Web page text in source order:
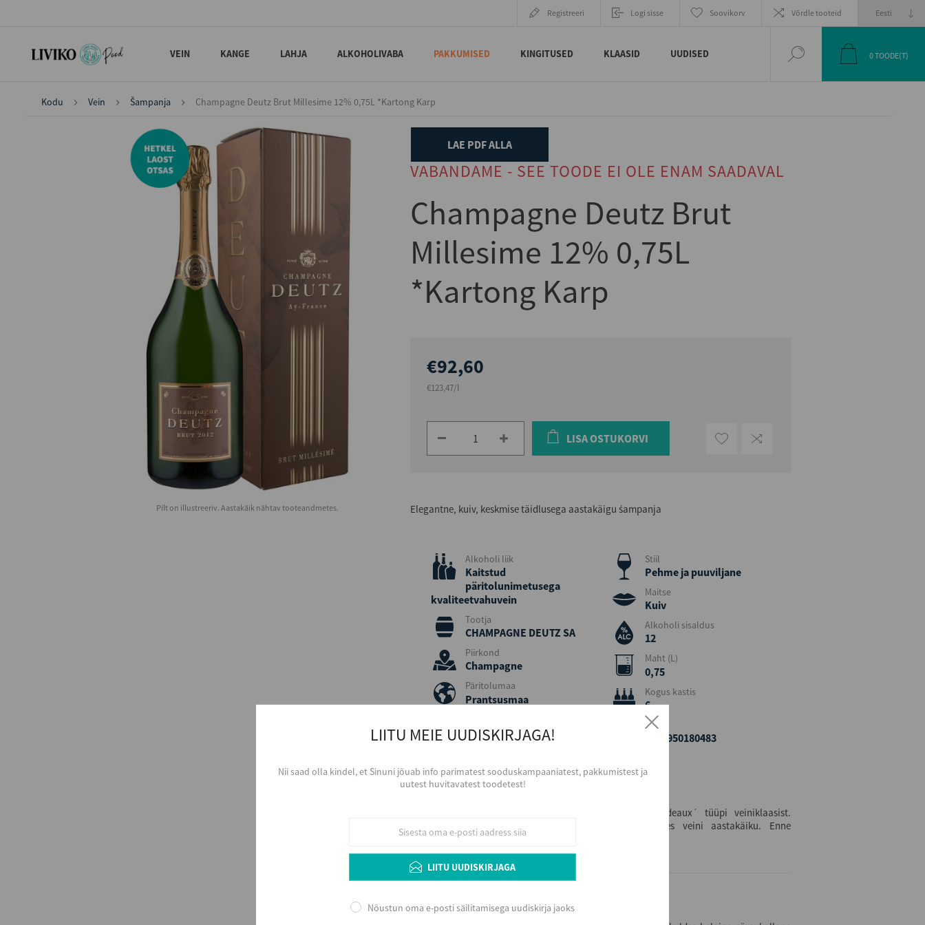
Registreeri Logi sisse Soovikorv Võrdle tooteid
VEIN KANGE LAHJA ALKOHOLIVABA PAKKUMISED KINGITUSED KLAASID UUDISED 0TOODE(T)
Kodu Vein Šampanja Champagne Deutz Brut Millesime 12% 0,75L *Kartong Karp
Pilt on illustreeriv. Aastakäik nähtav tooteandmetes.
LAE PDF ALLA
VABANDAME - SEE TOODE EI OLE ENAM SAADAVAL
Champagne Deutz Brut
Millesime 12% 0,75L
*Kartong Karp
€92,60
€123,47/l
LISA OSTUKORVI
Elegantne, kuiv, keskmise täidlusega aastakäigu śampanja
Alkoholi liik
Kaitstud
päritolunimetusega
kvaliteetvahuvein
Tootja
CHAMPAGNE DEUTZ SA
Piirkond
Champagne
Päritolumaa
Prantsusmaa
Pinot Noir, Chardonnay,
Aastakäik
2018
Stiil
Pehme ja puuviljane
Maitse
Kuiv
Alkoholi sisaldus
12
Maht (L)
0,75
Kogus kastis
6
EAN
3359950180483
Jahutatult, 8 - 10 ºC, väiksemast sihvaka kujuga bordeaux´ tüüpi veiniklaasist.
Arengupotentsiaal veinikeldris 4 - 8 aastat, arvestades veini aastakäiku. Enne
serveerimist soovitav aereerida.
Lisainfo
LIITU MEIE UUDISKIRJAGA!
Nii saad olla kindel, et Sinuni jõuab info parimatest sooduskampaaniatest, pakkumistest ja
uutest huvitavatest toodetest!
LIITU UUDISKIRJAGA
Nõustun oma e-posti säilitamisega uudiskirja jaoks